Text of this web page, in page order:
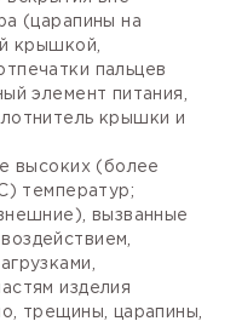
(царапины на
крышкой,
пальцев
элемент питания,
крышки и
высоких (более
температур;
вызванные
изделия
трещины, царапины,